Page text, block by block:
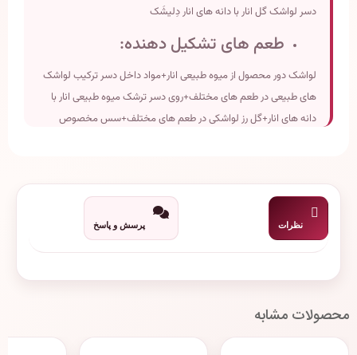
دسر لواشک گل انار با دانه های انار دِلیشَک
طعم های تشکیل دهنده:
لواشک دور محصول از میوه طبیعی انار+مواد داخل دسر ترکیب لواشک
های طبیعی در طعم های مختلف+روی دسر ترشک میوه طبیعی انار با
دانه های انار+گل رز لواشکی در طعم های مختلف+سس مخصوص
وزن تقریبی:100 گرم
تاریخ انقضاء:دو سال پس از تولید
نظرات پرسش و پاسخ
محصولات مشابه